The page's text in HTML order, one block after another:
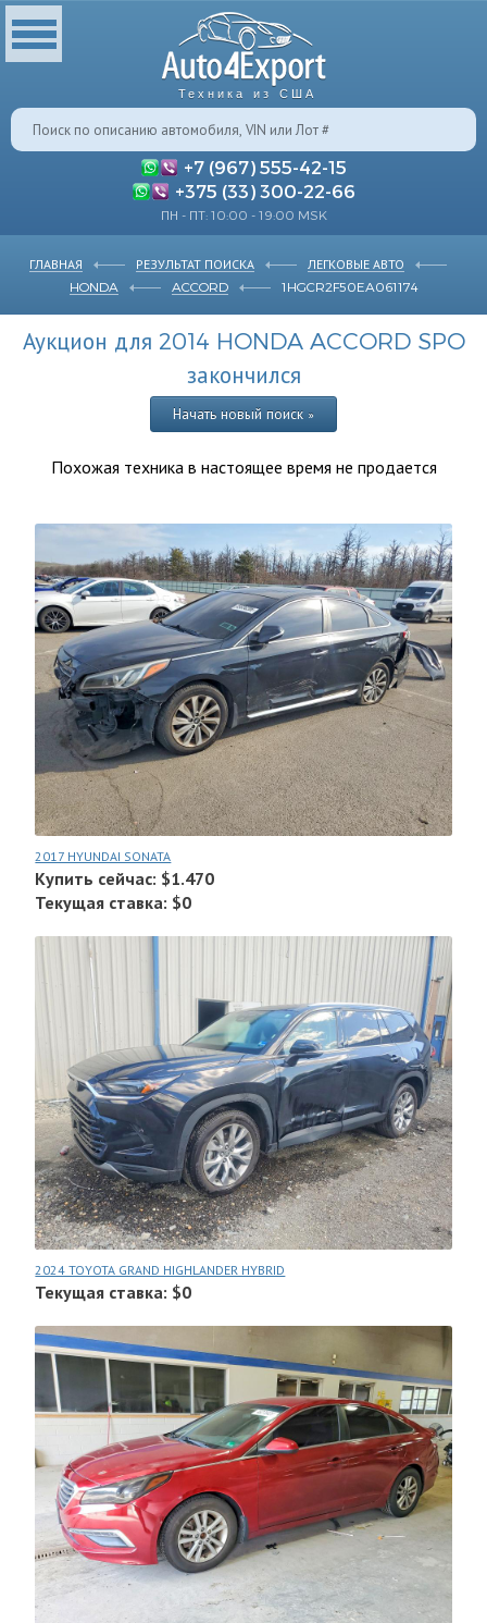
Техника из США
+7 (967) 555-42-15
+375 (33) 300-22-66
ПН - ПТ: 10:00 - 19:00 MSK
ГЛАВНАЯ РЕЗУЛЬТАТ ПОИСКА
ЛЕГКОВЫЕ АВТО
HONDA
ACCORD 1HGCR2F50EA061174
Аукцион для 2014 HONDA ACCORD SPO
закончился
Начать новый поиск »
Похожая техника в настоящее время не продается
2017 HYUNDAI SONATA
Купить сейчас: $1.470
Текущая ставка: $0
2024 TOYOTA GRAND HIGHLANDER HYBRID
Текущая ставка: $0